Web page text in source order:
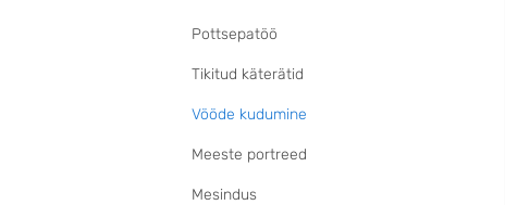
Pottsepatöö
Tikitud käterätid
Vööde kudumine
Meeste portreed
Mesindus